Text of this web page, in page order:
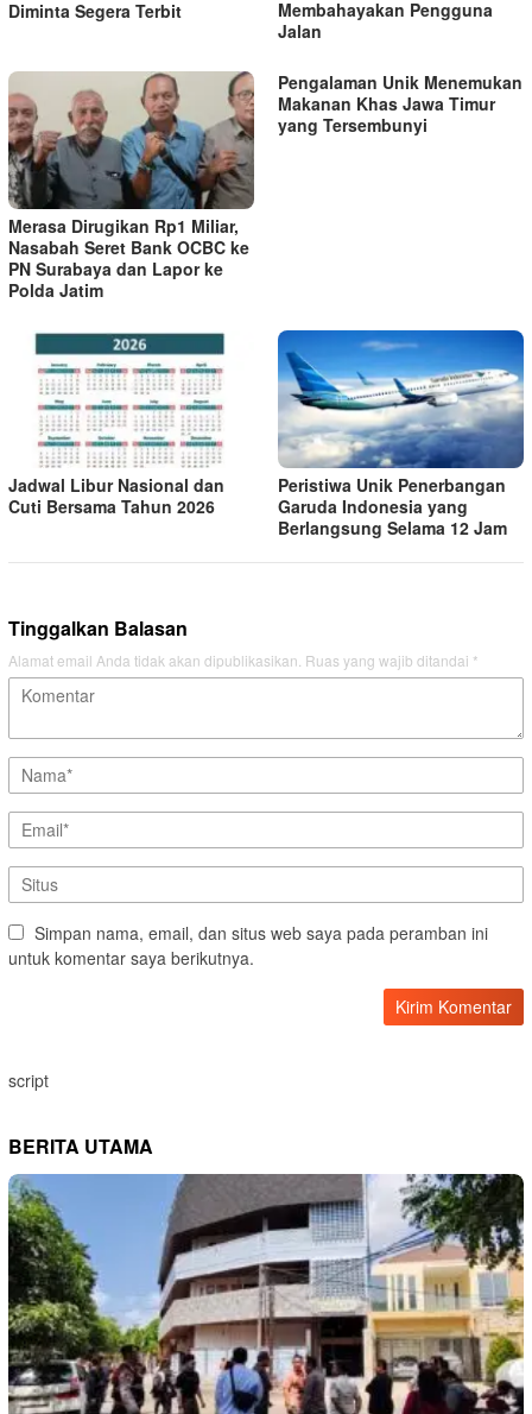
Diminta Segera Terbit
Membahayakan Pengguna
Jalan
Merasa Dirugikan Rp1 Miliar,
Nasabah Seret Bank OCBC ke
PN Surabaya dan Lapor ke
Polda Jatim
Pengalaman Unik Menemukan
Makanan Khas Jawa Timur
yang Tersembunyi
Jadwal Libur Nasional dan
Cuti Bersama Tahun 2026
Peristiwa Unik Penerbangan
Garuda Indonesia yang
Berlangsung Selama 12 Jam
Tinggalkan Balasan
Alamat email Anda tidak akan dipublikasikan. Ruas yang wajib ditandai *
Simpan nama, email, dan situs web saya pada peramban ini
untuk komentar saya berikutnya.
script
BERITA UTAMA